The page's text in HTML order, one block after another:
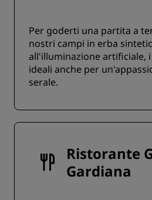
Per goderti una partita a
nostri campi in erba
all'illuminazione artificiale,
ideali anche per
serale.
Ristorante
Gardiana